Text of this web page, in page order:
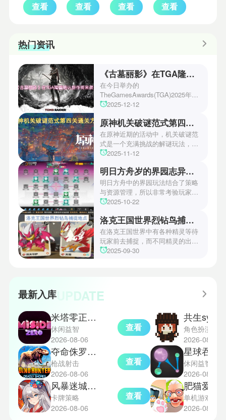
查看 查看 查看 查看
热门资讯
《古墓丽影》在TGA隆重确认新作将来袭！
在今日举办的
TheGamesAwards(TGA)2025年度
游戏颁奖典礼中，古墓丽影系列公
场资讯让众多玩家们都非常期待！
本次官方也宣布游戏将于2027年登
陆PS5、Xbox以及PC平台！有兴
趣的玩家们可以继续留守鲶鱼网！
2025-12-12
原神机关破谜范式第四关通关方法
在原神近期的活动中，机关破谜范
式是一个充满挑战的解谜玩法，其
中第四关是许多玩家遇到困难的地
机关破谜范式第四关通关方法，助
玩家们能够顺利通关！有兴趣的玩
家们快来一起看看吧！
2025-11-12
明日方舟岁的界园志异攻略
明日方舟中的界园玩法结合了策略
与资源管理，所以非常考验玩家的
操作和规划能力。游戏里拥有先
丰富多样的角色体系足以满足不同
战术需求。电表倒转是界园中的核
心挑战之一，玩家需合理利用通宝
和特殊钱币进行资源转换。明日方
乐趣和探索深度，丰富了玩家的游
2025-10-22
洛克王国世界烈钻鸟捕捉地点
在洛克王国世界中有各种精灵等待
玩家前去捕捉，而不同精灵的出现
地点和捕捉方式也各不相同。有少
2025-09-30
最新入库UPDATE
米塔零正式版
休闲益智
2026-08-06
查看
夺命侏罗纪离线版
枪战射击
2026-08-06
查看
风暴迷城手机版
卡牌策略
2026-08-06
查看
角色扮演
2026-08-06
休闲益智
2026-08-06
单机游戏
2026-08-06